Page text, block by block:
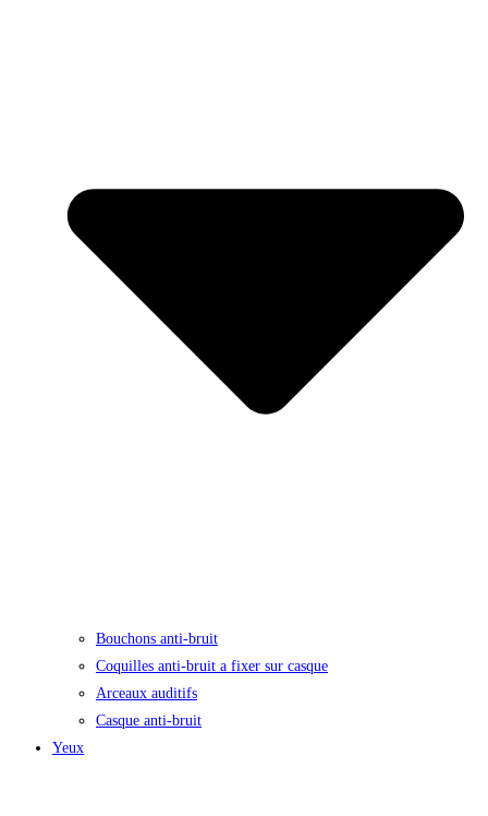
Bouchons anti-bruit
Coquilles anti-bruit a fixer sur casque
Arceaux auditifs
Casque anti-bruit
Yeux